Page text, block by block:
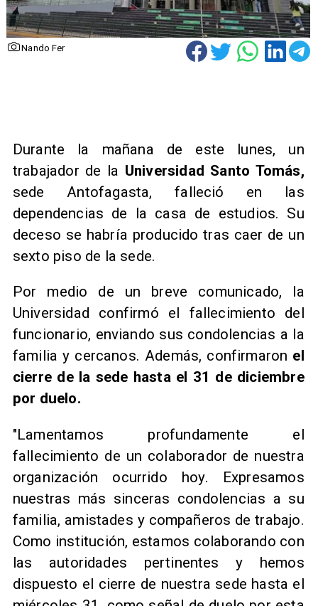
Nando Fer
Durante la mañana de este lunes, un
trabajador de la Universidad Santo Tomás,
sede Antofagasta, falleció en las
dependencias de la casa de estudios. Su
deceso se habría producido tras caer de un
sexto piso de la sede.
Por medio de un breve comunicado, la
Universidad confirmó el fallecimiento del
funcionario, enviando sus condolencias a la
familia y cercanos. Además, confirmaron el
cierre de la sede hasta el 31 de diciembre
por duelo.
"Lamentamos profundamente el
fallecimiento de un colaborador de nuestra
organización ocurrido hoy. Expresamos
nuestras más sinceras condolencias a su
familia, amistades y compañeros de trabajo.
Como institución, estamos colaborando con
las autoridades pertinentes y hemos
dispuesto el cierre de nuestra sede hasta el